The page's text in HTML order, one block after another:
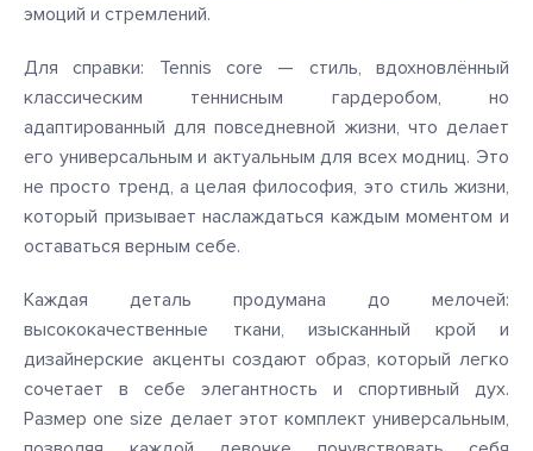
эмоций и стремлений.
Для справки: Tennis core — стиль, вдохновлённый
классическим теннисным гардеробом, но
адаптированный для повседневной жизни, что делает
его универсальным и актуальным для всех модниц. Это
не просто тренд, а целая философия, это стиль жизни,
который призывает наслаждаться каждым моментом и
оставаться верным себе.
Каждая деталь продумана до мелочей:
высококачественные ткани, изысканный крой и
дизайнерские акценты создают образ, который легко
сочетает в себе элегантность и спортивный дух.
Размер one size делает этот комплект универсальным,